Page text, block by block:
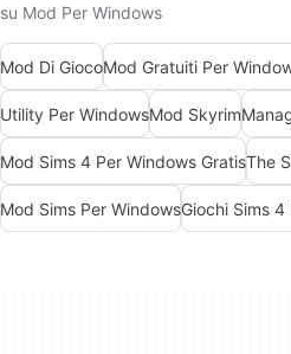
su Mod Per Windows
Mod Di GiocoMod Gratuiti Per
Utility Per WindowsMod Skyrim
Mod Sims 4 Per Windows GratisThe
Mod Sims Per WindowsGiochi Sims